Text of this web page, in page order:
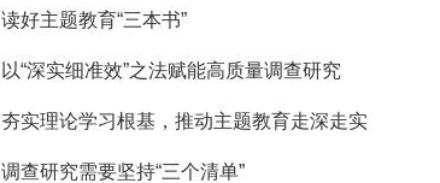
读好主题教育“三本书”
以“深实细准效”之法赋能高质量调查研究
夯实理论学习根基，推动主题教育走深走实
调查研究需要坚持“三个清单”